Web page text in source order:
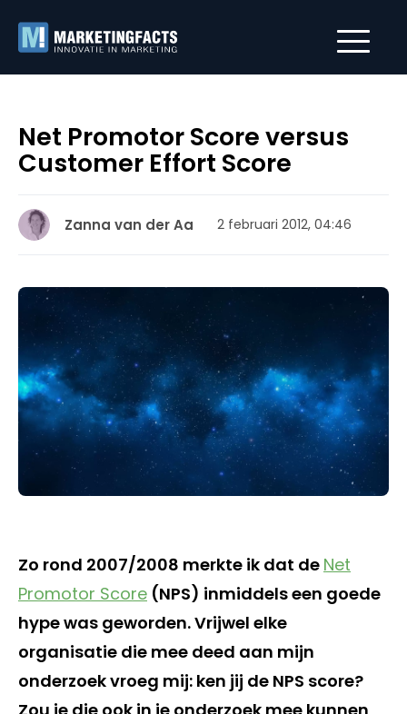
Net Promotor Score versus
Customer Effort Score
Zanna van der Aa 2 februari 2012, 04:46
Zo rond 2007/2008 merkte ik dat de Net
Promotor Score (NPS) inmiddels een goede
hype was geworden. Vrijwel elke
organisatie die mee deed aan mijn
onderzoek vroeg mij: ken jij de NPS score?